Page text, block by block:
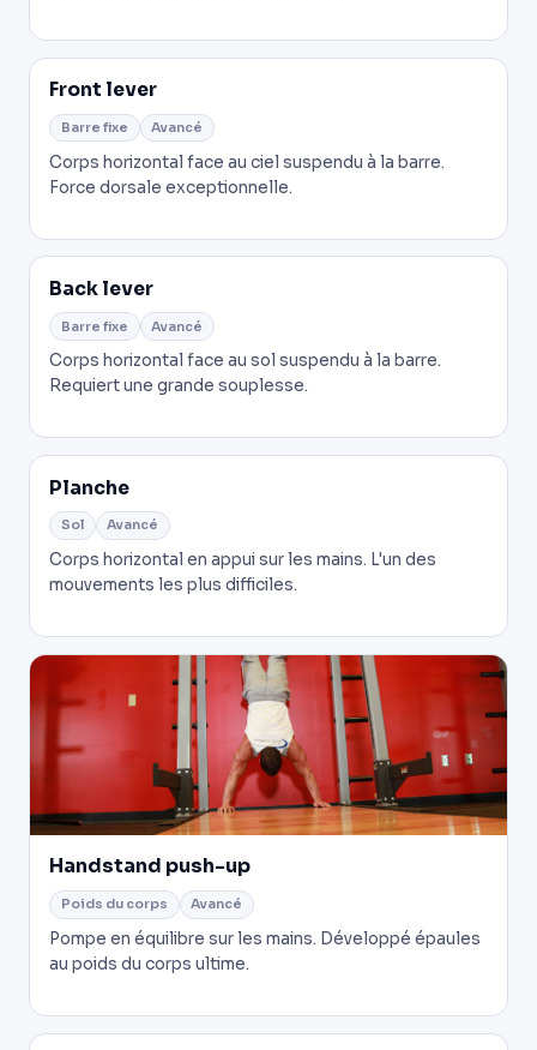
Front lever
Barre fixe Avancé
Corps horizontal face au ciel suspendu à la barre.
Force dorsale exceptionnelle.
Back lever
Barre fixe Avancé
Corps horizontal face au sol suspendu à la barre.
Requiert une grande souplesse.
Planche
Sol Avancé
Corps horizontal en appui sur les mains. L'un des
mouvements les plus difficiles.
Handstand push-up
Poids du corps Avancé
Pompe en équilibre sur les mains. Développé épaules
au poids du corps ultime.